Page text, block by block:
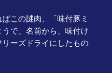
この謎肉、「味付豚ミ
で、名前から、味付け
ーズドライにしたもの